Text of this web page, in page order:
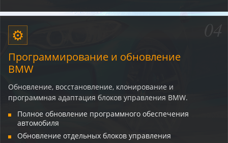
04
⚙
Программирование и обновление
BMW
Обновление, восстановление, клонирование и
программная адаптация блоков управления BMW.
Полное обновление программного обеспечения
автомобиля
Обновление отдельных блоков управления